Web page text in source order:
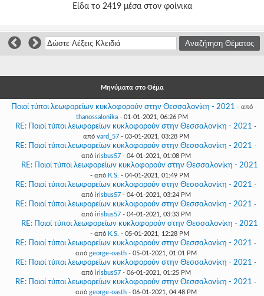
-
Επισκέπτη!
Σύνδεση
Είδα το 2419 μέσα στον φοίνικα
Μηνύματα στο Θέμα
Ποιοί τύποι λεωφορείων κυκλοφορούν στην Θεσσαλονίκη - 2021 - από
thanossalonika - 01-01-2021, 06:26 PM
RE: Ποιοί τύποι λεωφορείων κυκλοφορούν στην Θεσσαλονίκη - 2021 -
από vard_57- 03-01-2021, 03:28 PM
RE: Ποιοί τύποι λεωφορείων κυκλοφορούν στην Θεσσαλονίκη - 2021 -
από irisbus57- 04-01-2021, 01:08 PM
RE: Ποιοί τύποι λεωφορείων κυκλοφορούν στην Θεσσαλονίκη - 2021
- από K.S. - 04-01-2021, 01:49 PM
RE: Ποιοί τύποι λεωφορείων κυκλοφορούν στην Θεσσαλονίκη - 2021 -
από irisbus57- 04-01-2021, 03:24 PM
RE: Ποιοί τύποι λεωφορείων κυκλοφορούν στην Θεσσαλονίκη - 2021 -
από irisbus57- 04-01-2021, 03:33 PM
RE: Ποιοί τύποι λεωφορείων κυκλοφορούν στην Θεσσαλονίκη - 2021
- από K.S. - 05-01-2021, 12:28 PM
RE: Ποιοί τύποι λεωφορείων κυκλοφορούν στην Θεσσαλονίκη - 2021 -
από george-oasth- 05-01-2021, 01:01 PM
RE: Ποιοί τύποι λεωφορείων κυκλοφορούν στην Θεσσαλονίκη - 2021 -
από irisbus57- 06-01-2021, 01:25 PM
RE: Ποιοί τύποι λεωφορείων κυκλοφορούν στην Θεσσαλονίκη - 2021 -
από george-oasth- 06-01-2021, 04:48 PM